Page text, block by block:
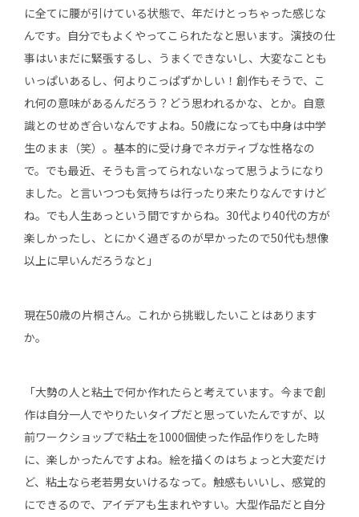
に全てに腰が引けている状態で、年だけとっちゃった感じな
んです。自分でもよくやってこられたなと思います。演技の仕
事はいまだに緊張するし、うまくできないし、大変なことも
いっぱいあるし、何よりこっぱずかしい！創作もそうで、こ
れ何の意味があるんだろう？どう思われるかな、とか。自意
識とのせめぎ合いなんですよね。50歳になっても中身は中学
生のまま（笑）。基本的に受け身でネガティブな性格なの
で。でも最近、そうも言ってられないなって思うようになり
ました。と言いつつも気持ちは行ったり来たりなんですけど
ね。でも人生あっという間ですからね。30代より40代の方が
楽しかったし、とにかく過ぎるのが早かったので50代も想像
以上に早いんだろうなと」
現在50歳の片桐さん。これから挑戦したいことはあります
か。
「大勢の人と粘土で何か作れたらと考えています。今まで創
作は自分一人でやりたいタイプだと思っていたんですが、以
前ワークショップで粘土を1000個使った作品作りをした時
に、楽しかったんですよね。絵を描くのはちょっと大変だけ
ど、粘土なら老若男女いけるなって。触感もいいし、感覚的
にできるので、アイデアも生まれやすい。大型作品だと自分